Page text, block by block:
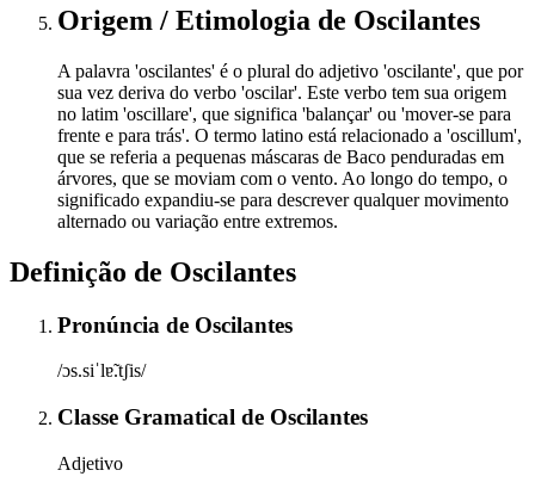
Origem / Etimologia de Oscilantes
A palavra 'oscilantes' é o plural do adjetivo 'oscilante', que por
sua vez deriva do verbo 'oscilar'. Este verbo tem sua origem
no latim 'oscillare', que significa 'balançar' ou 'mover-se para
frente e para trás'. O termo latino está relacionado a 'oscillum',
que se referia a pequenas máscaras de Baco penduradas em
árvores, que se moviam com o vento. Ao longo do tempo, o
significado expandiu-se para descrever qualquer movimento
alternado ou variação entre extremos.
Definição de Oscilantes
Pronúncia de Oscilantes
/ɔs.siˈlɐ̃.tʃis/
Classe Gramatical de Oscilantes
Adjetivo